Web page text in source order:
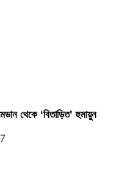
থেকে ‘বিতাড়িত’ হুমায়ুন